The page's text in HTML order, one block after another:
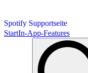
Spotify Supportseite
StartIn-App-Features